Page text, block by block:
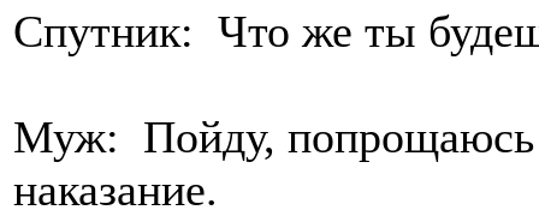
Спутник: Что же ты
Муж: Пойду, попрощаюсь
наказание.